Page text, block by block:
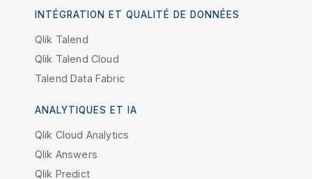
INTÉGRATION ET QUALITÉ DE DONNÉES
Qlik Talend
Qlik Talend Cloud
Talend Data Fabric
ANALYTIQUES ET IA
Qlik Cloud Analytics
Qlik Answers
Qlik Predict